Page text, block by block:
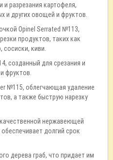
разрезания картофеля,
и других овощей и фруктов.
Opinel Serrated №113,
продуктов, таких как
киви.
созданный для срезания и
фруктов.
№115, облегчающая удаление
а также быструю нарезку
нержавеющей
долгий срок
дерева граб, что придает им